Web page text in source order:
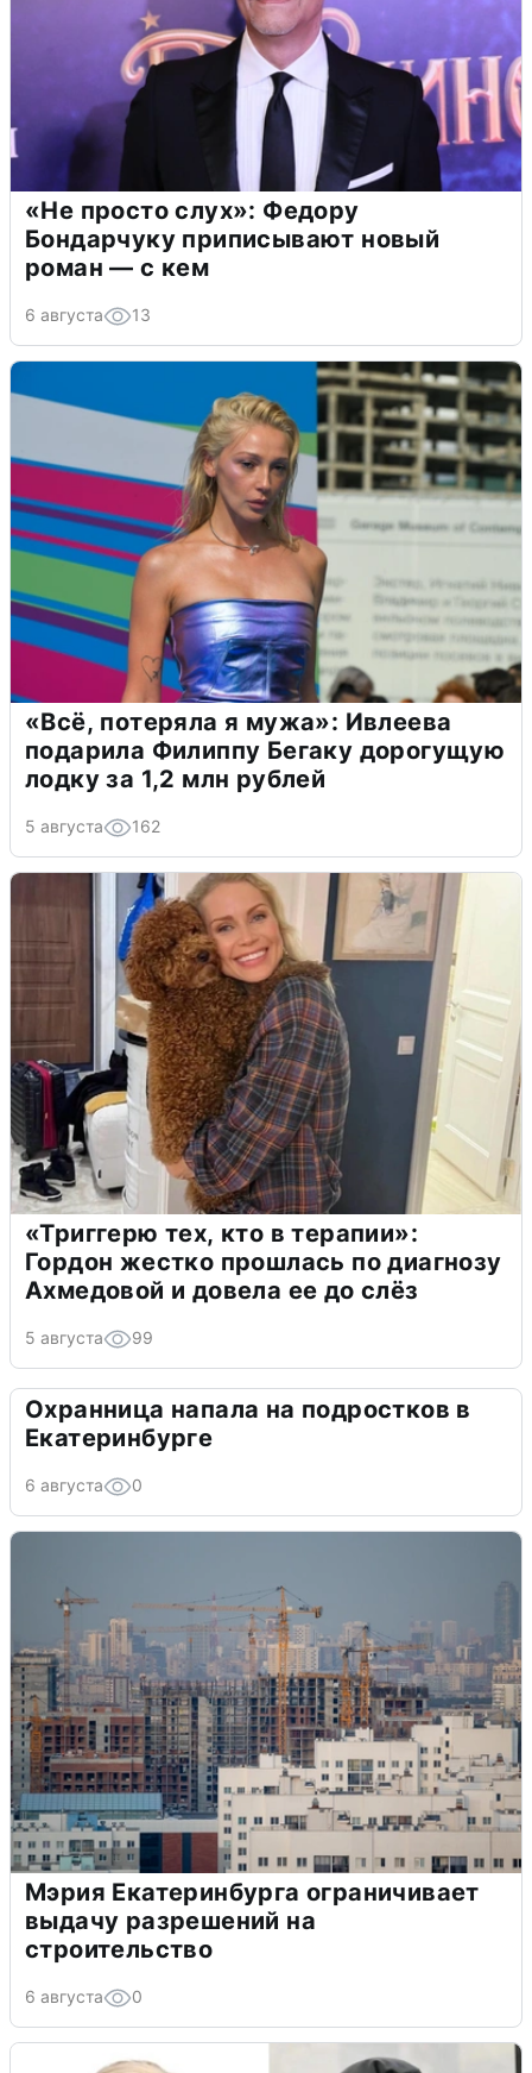
«Не просто слух»: Федору
Бондарчуку приписывают новый
роман — с кем
6 августа 13
«Всё, потеряла я мужа»: Ивлеева
подарила Филиппу Бегаку дорогущую
лодку за 1,2 млн рублей
5 августа 162
«Триггерю тех, кто в терапии»:
Гордон жестко прошлась по диагнозу
Ахмедовой и довела ее до слёз
5 августа 99
Охранница напала на подростков в
Екатеринбурге
6 августа 0
Мэрия Екатеринбурга ограничивает
выдачу разрешений на
строительство
6 августа 0